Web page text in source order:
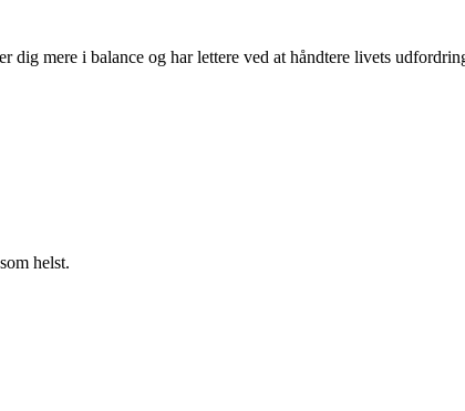
mere i balance og har lettere ved at håndtere livets
helst.